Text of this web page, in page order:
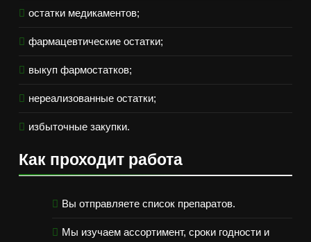
остатки медикаментов;
фармацевтические остатки;
выкуп фармостатков;
нереализованные остатки;
избыточные закупки.
Как проходит работа
Вы отправляете список препаратов.
Мы изучаем ассортимент, сроки годности и